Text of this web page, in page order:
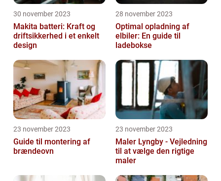
30 november 2023
Makita batteri: Kraft og
driftsikkerhed i et enkelt
design
28 november 2023
Optimal opladning af
elbiler: En guide til
ladebokse
23 november 2023
Guide til montering af
brændeovn
23 november 2023
Maler Lyngby - Vejledning
til at vælge den rigtige
maler